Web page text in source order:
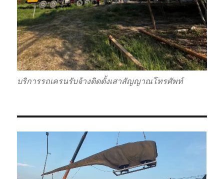
บริการรถเครนรับจ้างติดตั้งเสาสัญญาณโทรศัพท์